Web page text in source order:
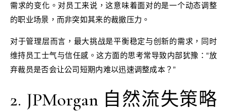
需求的变化。对员工来说，这意味着面对的是一个动态调整
的职业场景，而非突如其来的裁撤压力。
对于管理层而言，最大挑战是平衡稳定与创新的需求，同时
维持员工士气与信任感。这方面的思考常导致内部犹豫：“放
弃裁员是否会让公司短期内难以迅速调整成本？”
2. JPMorgan 自然流失策略